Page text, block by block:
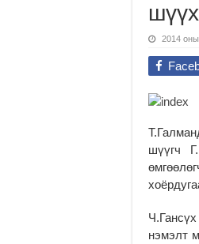
2014
шүүгч
нэмэлт